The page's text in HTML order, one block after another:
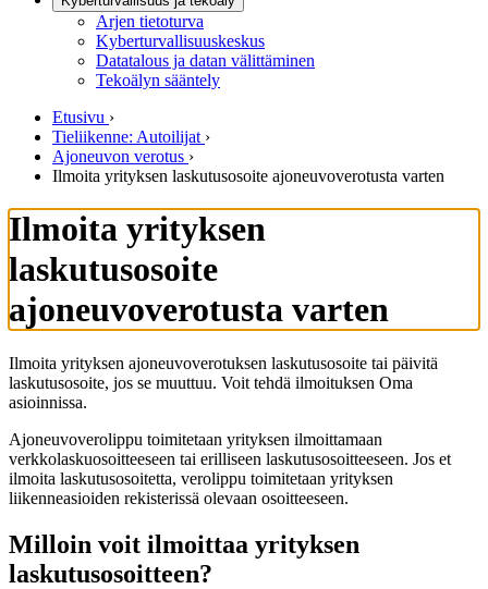
Arjen tietoturva
Kyberturvallisuuskeskus
Datatalous ja datan välittäminen
Tekoälyn sääntely
Etusivu ›
Tieliikenne: Autoilijat ›
Ajoneuvon verotus ›
Ilmoita yrityksen laskutusosoite ajoneuvoverotusta varten
Ilmoita yrityksen
laskutusosoite
ajoneuvoverotusta varten
Ilmoita yrityksen ajoneuvoverotuksen laskutusosoite tai päivitä
laskutusosoite, jos se muuttuu. Voit tehdä ilmoituksen Oma
asioinnissa.
Ajoneuvoverolippu toimitetaan yrityksen ilmoittamaan
verkkolaskuosoitteeseen tai erilliseen laskutusosoitteeseen. Jos et
ilmoita laskutusosoitetta, verolippu toimitetaan yrityksen
liikenneasioiden rekisterissä olevaan osoitteeseen.
Milloin voit ilmoittaa yrityksen
laskutusosoitteen?